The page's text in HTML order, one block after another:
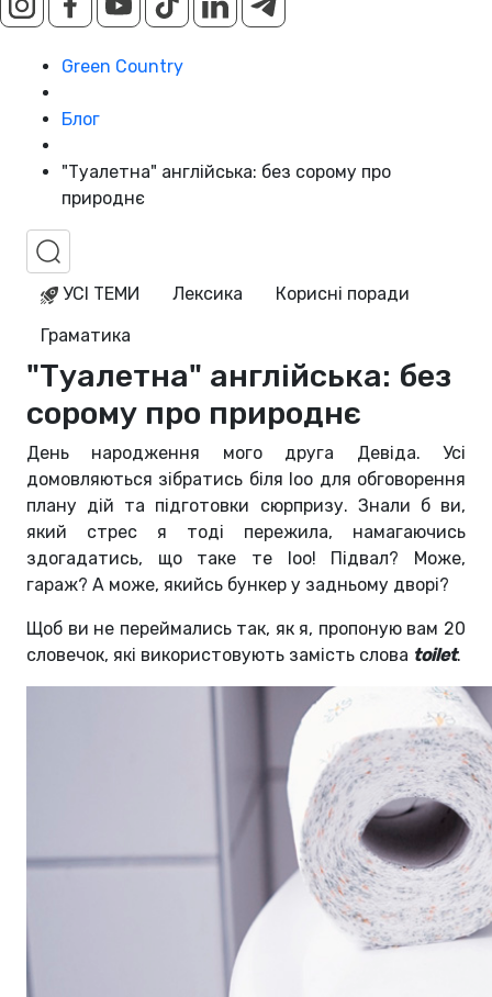
Green Country
Блог
"Туалетна" англійська: без сорому про
природнє
УСІ ТЕМИ Лексика
Корисні поради
Граматика
"Туалетна" англійська: без
сорому про природнє
День народження мого друга Девіда. Усі
домовляються зібратись біля loo для обговорення
плану дій та підготовки сюрпризу. Знали б ви,
який стрес я тоді пережила, намагаючись
здогадатись, що таке те loo! Підвал? Може,
гараж? А може, якийсь бункер у задньому дворі?
Щоб ви не переймались так, як я, пропоную вам 20
словечок, які використовують замість слова toilet.